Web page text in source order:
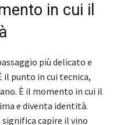
in cui il
più delicato e
il punto in cui tecnica,
È il momento in cui il
e diventa identità.
capire il vino